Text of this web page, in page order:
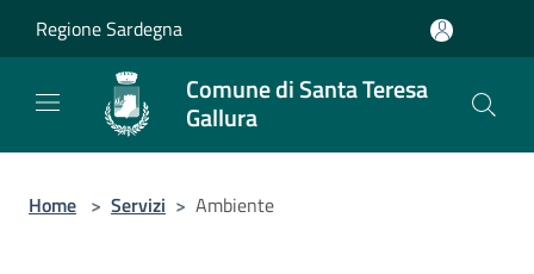
Regione Sardegna
Comune di Santa Teresa
Gallura
Home > Servizi > Ambiente